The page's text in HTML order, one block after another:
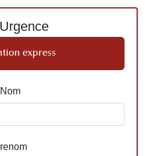
express
Nom